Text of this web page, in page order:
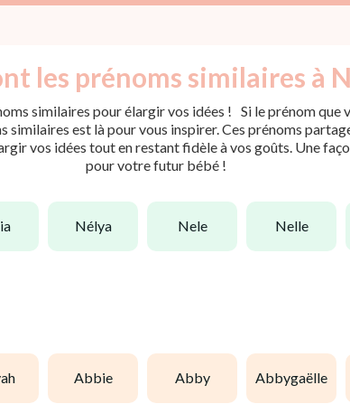
les prénoms similaires à
similaires pour élargir vos idées ! Si le prénom que
est là pour vous inspirer. Ces prénoms
vos idées tout en restant fidèle à vos goûts. Une
pour votre futur bébé !
nélya nele nelle
abbie abby abbygaëlle